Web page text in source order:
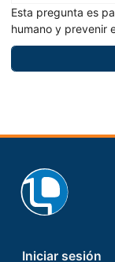
Esta pregunta es
humano y prevenir
Iniciar sesión